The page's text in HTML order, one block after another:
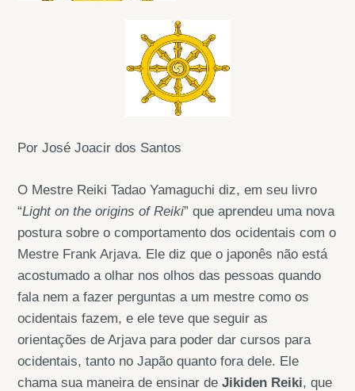
Por José Joacir dos Santos
O Mestre Reiki Tadao Yamaguchi diz, em seu livro
“Light on the origins of Reiki” que aprendeu uma nova
postura sobre o comportamento dos ocidentais com o
Mestre Frank Arjava. Ele diz que o japonês não está
acostumado a olhar nos olhos das pessoas quando
fala nem a fazer perguntas a um mestre como os
ocidentais fazem, e ele teve que seguir as
orientações de Arjava para poder dar cursos para
ocidentais, tanto no Japão quanto fora dele. Ele
chama sua maneira de ensinar deJikiden Reiki, que